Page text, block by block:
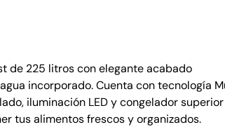
de 225 litros con elegante acabado
incorporado. Cuenta con tecnología
iluminación LED y congelador superior
tus alimentos frescos y organizados.